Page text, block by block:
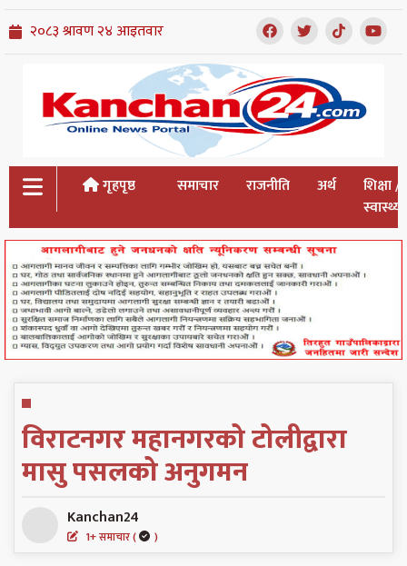
गृहपृष्ठ समाचार राजनीति अर्थ
शिक्षा /
स्वास्थ्य
विराटनगर महानगरको टोलीद्वारा
मासु पसलको अनुगमन
Kanchan24
1+ समाचार ( )